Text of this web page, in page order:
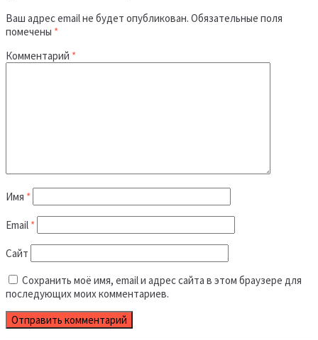
Ваш адрес email не будет опубликован. Обязательные поля
помечены *
Комментарий *
Имя *
Email *
Сайт
Сохранить моё имя, email и адрес сайта в этом браузере для
последующих моих комментариев.